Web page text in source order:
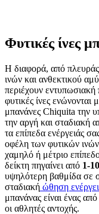
Φυτικές ίνες
Η διαφορά, από
ινών και ανθεκτικού
περιέχουν
φυτικές ίνες
μπανάνες Chiquita την
την αργή και σταδιακή
τα επίπεδα ενέργειάς
οφέλη των φυτικών ινών
χαμηλό ή μέτριο
δείκτη πηγαίνει από 1-
υψηλότερη βαθμίδα σε
σταδιακή ώθηση
μπανάνας είναι ένας
οι αθλητές αντοχής.